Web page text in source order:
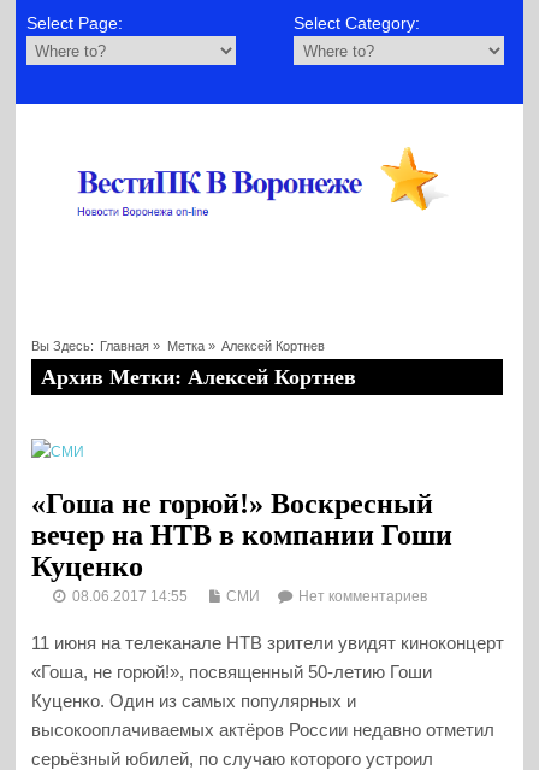
Select Page: Select Category:
Вы Здесь: Главная » Метка » Алексей Кортнев
Архив Метки: Алексей Кортнев
«Гоша не горюй!» Воскресный
вечер на НТВ в компании Гоши
Куценко
08.06.2017 14:55 СМИ Нет комментариев
11 июня на телеканале НТВ зрители увидят киноконцерт
«Гоша, не горюй!», посвященный 50-летию Гоши
Куценко. Один из самых популярных и
высокооплачиваемых актёров России недавно отметил
серьёзный юбилей, по случаю которого устроил